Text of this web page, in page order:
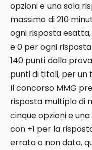
opzioni e una sola
massimo di 210
ogni risposta
e 0 per ogni
140 punti dalla
punti di titoli, per un
Il concorso MMG
risposta multipla di
cinque opzioni e
con +1 per la
errata o non data,